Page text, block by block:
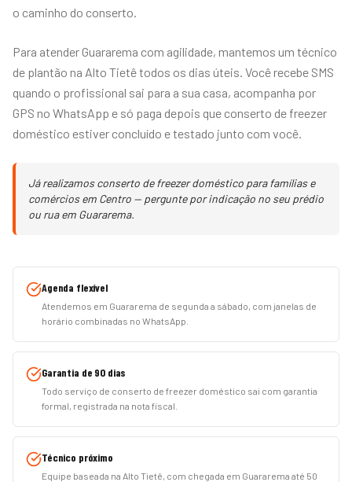
o caminho do conserto.
Para atender Guararema com agilidade, mantemos um técnico
de plantão na Alto Tietê todos os dias úteis. Você recebe SMS
quando o profissional sai para a sua casa, acompanha por
GPS no WhatsApp e só paga depois que conserto de freezer
doméstico estiver concluído e testado junto com você.
Já realizamos conserto de freezer doméstico para famílias e
comércios em Centro — pergunte por indicação no seu prédio
ou rua em Guararema.
Agenda flexível
Atendemos em Guararema de segunda a sábado, com janelas de
horário combinadas no WhatsApp.
Garantia de 90 dias
Todo serviço de conserto de freezer doméstico sai com garantia
formal, registrada na nota fiscal.
Técnico próximo
Equipe baseada na Alto Tietê, com chegada em Guararema até 50